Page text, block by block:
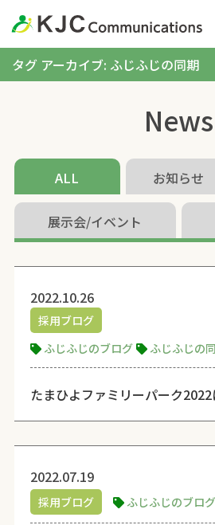
タグ アーカイブ: ふじふじの同期
News
ALL お知らせ
展示会/イベント
2022.10.26
採用ブログ
ふじふじのブログ
ふじふじの
たまひよファミリーパーク2022
2022.07.19
採用ブログ ふじふじのブログ